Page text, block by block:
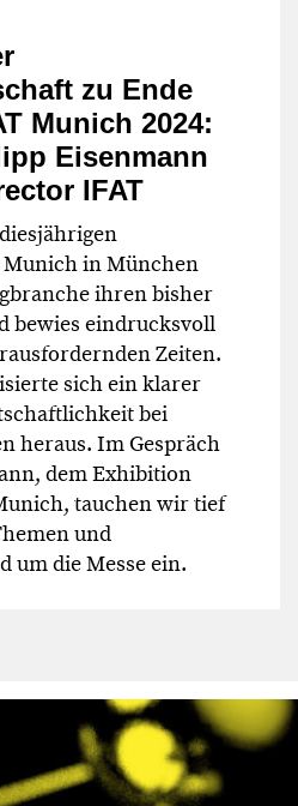
zu Ende
Munich 2024:
Eisenmann
IFAT
Munich in München
ihren bisher
bewies eindrucksvoll
Zeiten.
sich ein klarer
bei
heraus. Im Gespräch
dem Exhibition
tauchen wir tief
und
um die Messe ein.